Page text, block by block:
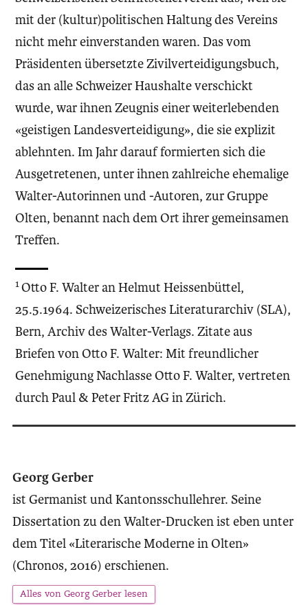
mit der (kultur)politischen Haltung des Vereins
nicht mehr einverstanden waren. Das vom
Präsidenten übersetzte Zivilverteidigungsbuch,
das an alle Schweizer Haushalte verschickt
wurde, war ihnen Zeugnis einer weiterlebenden
«geistigen Landesverteidigung», die sie explizit
ablehnten. Im Jahr darauf formierten sich die
Ausgetretenen, unter ihnen zahlreiche ehemalige
Walter-Autorinnen und -Autoren, zur Gruppe
Olten, benannt nach dem Ort ihrer gemeinsamen
Treffen.
1 Otto F. Walter an Helmut Heissenbüttel,
25.5.1964. Schweizerisches Literaturarchiv (SLA),
Bern, Archiv des Walter-Verlags. Zitate aus
Briefen von Otto F. Walter: Mit freundlicher
Genehmigung Nachlasse Otto F. Walter, vertreten
durch Paul & Peter Fritz AG in Zürich.
Georg Gerber
ist Germanist und Kantonsschullehrer. Seine
Dissertation zu den Walter-Drucken ist eben unter
dem Titel «Literarische Moderne in Olten»
(Chronos, 2016) erschienen.
Alles von Georg Gerber lesen